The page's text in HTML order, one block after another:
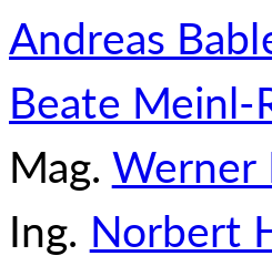
Andreas
Beate Meinl-
Mag. Werner
Ing. Norbert